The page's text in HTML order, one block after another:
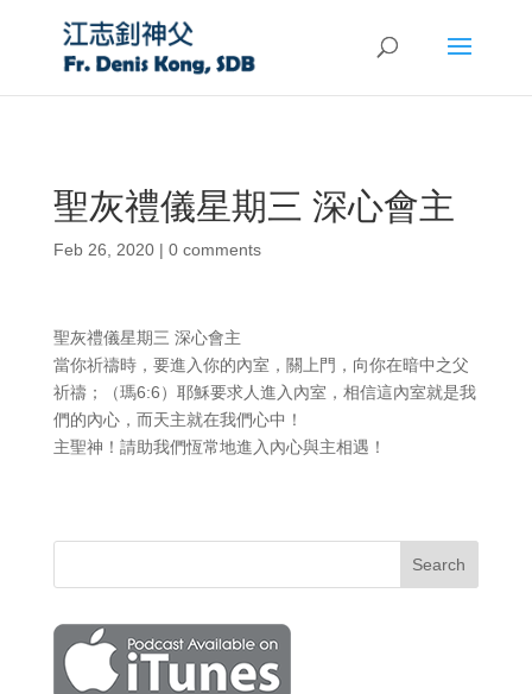
聖灰禮儀星期三 深心會主
Feb 26, 2020| 0 comments
聖灰禮儀星期三 深心會主
當你祈禱時，要進入你的內室，關上門，向你在暗中之父
祈禱；（瑪6:6）耶穌要求人進入內室，相信這內室就是我
們的內心，而天主就在我們心中！
主聖神！請助我們恆常地進入內心與主相遇！